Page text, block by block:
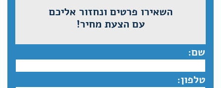
השאירו פרטים ונחזור אליכם
עם הצעת מחיר!
שם:
טלפון: